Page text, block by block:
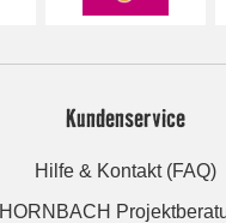
Kundenservice
Hilfe & Kontakt (FAQ)
HORNBACH